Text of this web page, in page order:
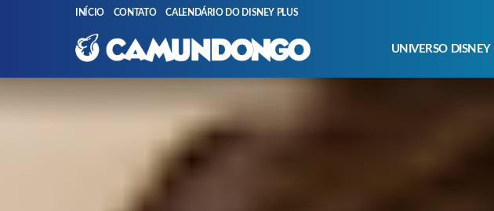
INÍCIO CONTATO CALENDÁRIO DO DISNEY PLUS
UNIVERSO DISNEY